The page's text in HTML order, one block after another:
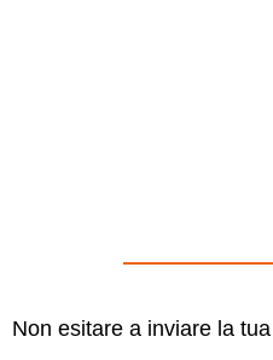
Non esitare a inviare la